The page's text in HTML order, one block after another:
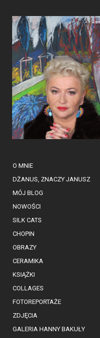
O MNIE
DŻANUS, ZNACZY JANUSZ
MÓJ BLOG
NOWOŚCI
SILK CATS
CHOPIN
OBRAZY
CERAMIKA
KSIĄŻKI
COLLAGES
FOTOREPORTAŻE
ZDJĘCIA
GALERIA HANNY BAKUŁY